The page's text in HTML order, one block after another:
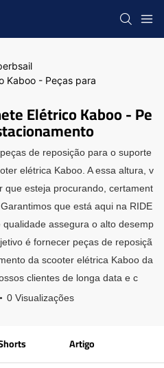
Kaboo - Peças para
Elétrico Kaboo - Pe
de reposição para o suporte
elétrica Kaboo. A essa altura, v
que esteja procurando, certament
que está aqui na RIDE
assegura o alto desemp
é fornecer peças de reposiçã
da scooter elétrica Kaboo da
clientes de longa data e c
0 Visualizações
Artigo